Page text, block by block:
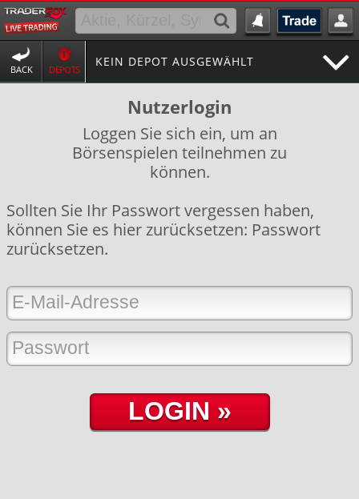
BACK DEPOTS
KEIN DEPOT AUSGEWÄHLT
Nutzerlogin
Loggen Sie sich ein, um an
Börsenspielen teilnehmen zu
können.
Sollten Sie Ihr Passwort vergessen haben,
können Sie es hier zurücksetzen: Passwort
zurücksetzen.